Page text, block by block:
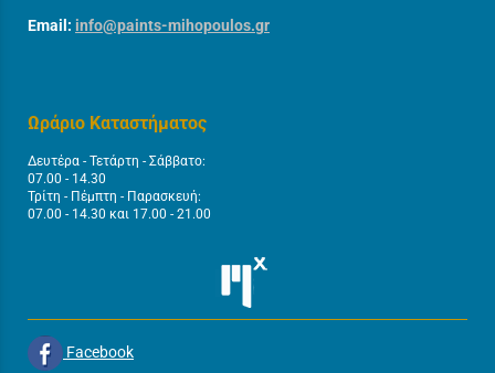
Email: info@paints-mihopoulos.gr
Ωράριο Καταστήματος
Δευτέρα - Τετάρτη - Σάββατο:
07.00 - 14.30
Τρίτη - Πέμπτη - Παρασκευή:
07.00 - 14.30 και 17.00 - 21.00
Facebook